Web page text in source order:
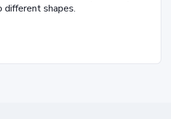
shapes.